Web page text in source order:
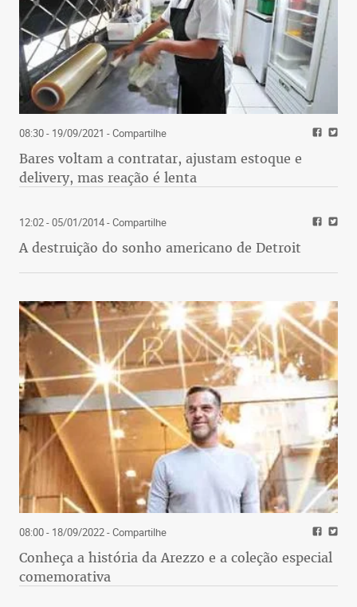
08:30 - 19/09/2021 - Compartilhe
Bares voltam a contratar, ajustam estoque e
delivery, mas reação é lenta
12:02 - 05/01/2014- Compartilhe
A destruição do sonho americano de Detroit
08:00 - 18/09/2022- Compartilhe
Conheça a história da Arezzo e a coleção especial
comemorativa